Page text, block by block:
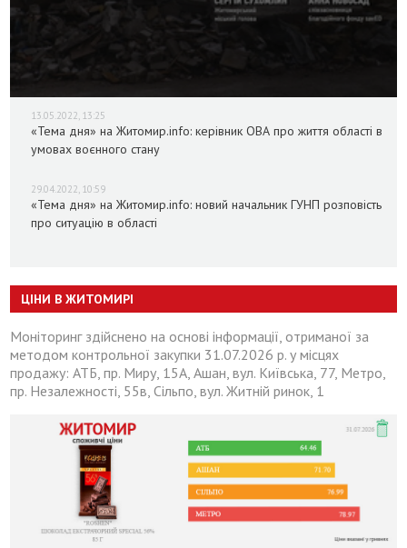
13.05.2022, 13:25
«Тема дня» на Житомир.info: керівник ОВА про життя області в
умовах воєнного стану
29.04.2022, 10:59
«Тема дня» на Житомир.info: новий начальник ГУНП розповість
про ситуацію в області
ЦІНИ В ЖИТОМИРІ
Моніторинг здійснено на основі інформації, отриманої за
методом контрольної закупки 31.07.2026 р. у місцях
продажу: АТБ, пр. Миру, 15А, Ашан, вул. Київська, 77, Метро,
пр. Незалежності, 55в, Сільпо, вул. Житній ринок, 1